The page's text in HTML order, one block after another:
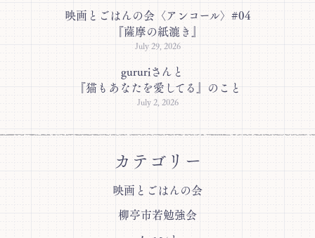
映画とごはんの会〈アンコール〉#04
『薩摩の紙漉き』
July 29, 2026
gururiさんと
『猫もあなたを愛してる』のこと
July 2, 2026
カテゴリー
映画とごはんの会
柳亭市若勉強会